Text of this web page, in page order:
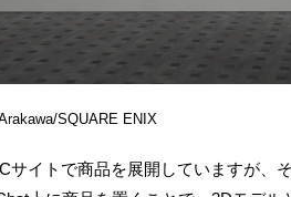
SQUARE ENIX
サイトで商品を展開していますが、